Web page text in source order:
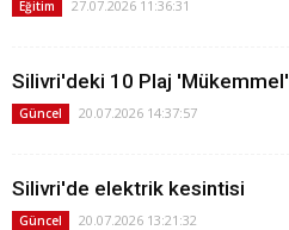
Eğitim 27.07.2026 11:36:31
Silivri'deki 10 Plaj 'Mükemmel'
Güncel 20.07.2026 14:37:57
Silivri'de elektrik kesintisi
Güncel 20.07.2026 13:21:32